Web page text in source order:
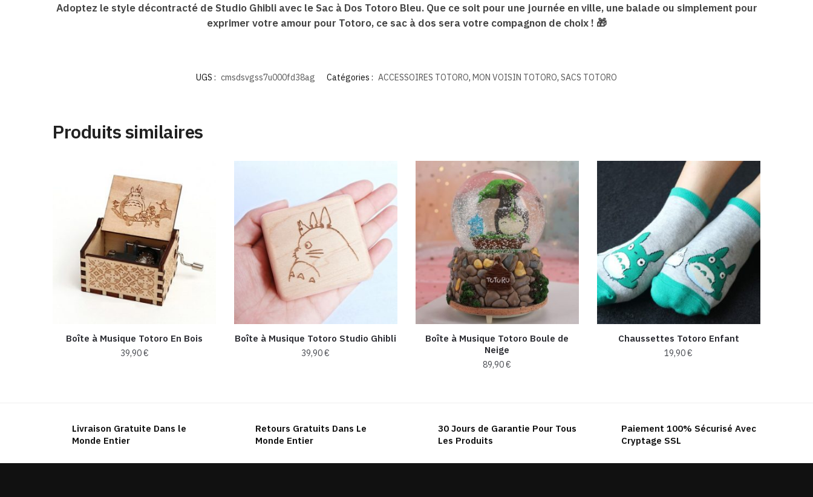
Adoptez le style décontracté de Studio Ghibli avec le Sac à Dos Totoro Bleu. Que ce soit pour une journée en ville, une balade ou simplement pour
exprimer votre amour pour Totoro, ce sac à dos sera votre compagnon de choix ! 🎁
UGS : cmsdsvgss7u000fd38ag Catégories : ACCESSOIRES TOTORO, MON VOISIN TOTORO, SACS TOTORO
Produits similaires
Boîte à Musique Totoro En Bois
39,90€
variations.
options
Boîte à Musique Totoro Studio Ghibli
39,90€
Boîte à Musique Totoro Boule de
Neige
89,90€
Chaussettes Totoro Enfant
19,90€
variations.
options
Livraison Gratuite Dans le
Monde Entier
Retours Gratuits Dans Le
Monde Entier
30 Jours de Garantie Pour Tous
Les Produits
Paiement 100% Sécurisé Avec
Cryptage SSL